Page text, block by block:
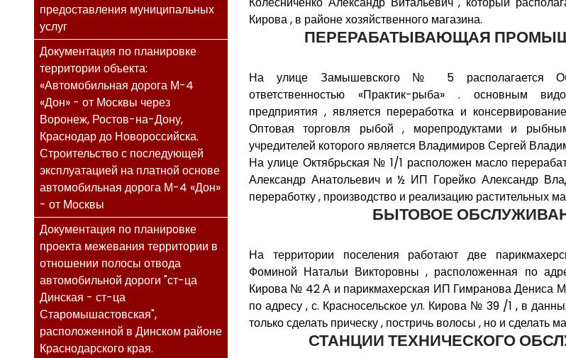
предоставления муниципальных
услуг
Документация по планировке
территории объекта:
«Автомобильная дорога М-4
«Дон» - от Москвы через
Воронеж, Ростов-на-Дону,
Краснодар до Новороссийска.
Строительство с последующей
эксплуатацией на платной основе
автомобильная дорога М-4 «Дон»
- от Москвы
Документация по планировке
проекта межевания территории в
отношении полосы отвода
автомобильной дороги "ст-ца
Динская - ст-ца
Старомышастовская",
расположенной в Динском районе
Краснодарского края.
Кирова , в районе хозяйственного магазина.
ПЕРЕРАБАТЫВАЮЩАЯ
На улице Замышевского № 5 располагается
ответственностью «Практик-рыба» . основным
предприятия , является переработка и
Оптовая торговля рыбой , морепродуктами и
учредителей которого является Владимиров Сергей
На улице Октябрьская № 1/1 расположен масло
Александр Анатольевич и ½ ИП Горейко Александр
переработку , производство и реализацию растительных
БЫТОВОЕ
На территории поселения работают две
Фоминой Натальи Викторовны , расположенная по
Кирова № 42 А и парикмахерская ИП Гимранова Дениса
по адресу , с. Красносельское ул. Кирова № 39 /1 , в
только сделать прическу , постричь волосы , но и сделать
СТАНЦИИ ТЕХНИЧЕСКОГО